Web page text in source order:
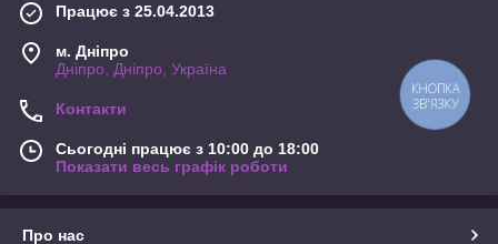
Працює з 25.04.2013
м. Дніпро
Дніпро, Дніпро, Україна
Контакти
Сьогодні працює з 10:00 до 18:00
Показати весь графік роботи
Про нас
КНОПКА
ЗВ'ЯЗКУ